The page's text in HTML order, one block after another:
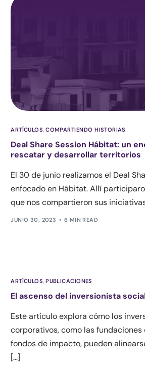
ARTÍCULOS,COMPARTIENDO HISTORIAS
Deal Share Session Hábitat: un
rescatar y desarrollar territorios
El 30 de junio realizamos el Deal
enfocado en Hábitat. Allí
que nos compartieron sus
JUNIO 30, 2023 6 MIN READ
ARTÍCULOS,PUBLICACIONES
El ascenso del inversionista
Este artículo explora cómo los
corporativos, como las
fondos de impacto, pueden
[…]